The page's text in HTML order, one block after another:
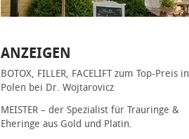
ANZEIGEN
BOTOX, FILLER, FACELIFT zum Top-Preis in
Polen bei Dr. Wojtarovicz
MEISTER – der Spezialist für Trauringe &
Eheringe aus Gold und Platin.